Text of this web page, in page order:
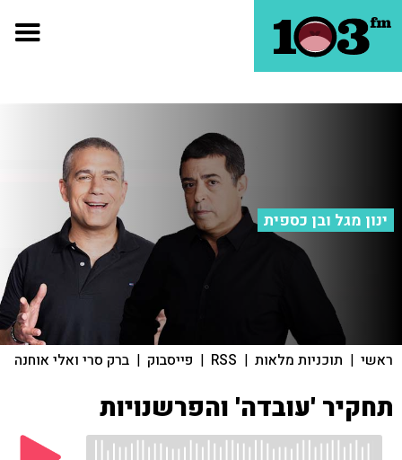
ינון מגל ובן כספית
ראשי | תוכניות מלאות |
RSS
| פייסבוק | ברק סרי ואלי אוחנה
תחקיר 'עובדה' והפרשנויות